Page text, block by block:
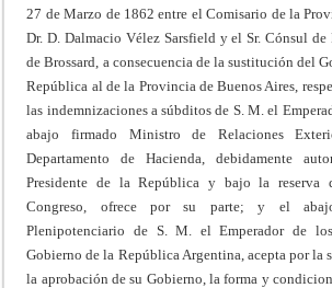
27 de Marzo de 1862 entre el Comisario de la
Dr. D. Dalmacio Vélez Sarsfield y el Sr. Cónsul
de Brossard, a consecuencia de la sustitución del
República al de la Provincia de Buenos Aires,
las indemnizaciones a súbditos de S. M. el
abajo firmado Ministro de Relaciones
Departamento de Hacienda, debidamente
Presidente de la República y bajo la reserva
Congreso, ofrece por su parte; y el
Plenipotenciario de S. M. el Emperador de
Gobierno de la República Argentina, acepta por la
la aprobación de su Gobierno, la forma y